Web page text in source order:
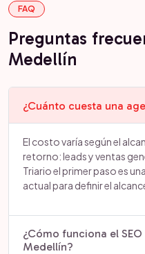
FAQ
Preguntas
Medellín
¿Cuánto cuesta una
El costo varía según el
retorno: leads y ventas
Triario el primer paso es
actual para definir el
¿Cómo funciona el
Medellín?